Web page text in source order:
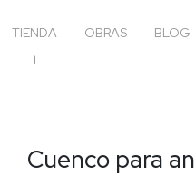
TIENDA OBRAS BLOG
Cuenco para